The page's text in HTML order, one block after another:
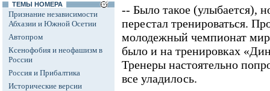
ТЕМЫ НОМЕРА
Признание независимости
Абхазии и Южной Осетии
Автопром
Ксенофобия и неофашизм в
России
Россия и Прибалтика
Исторические версии
-- Было такое (улыбается),
перестал тренироваться.
молодежный чемпионат
было и на тренировках
Тренеры настоятельно
все уладилось.